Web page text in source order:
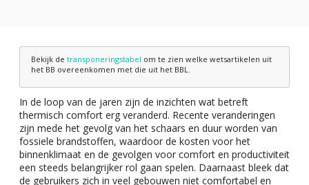
Bekijk de transponeringstabel om te zien welke wetsartikelen uit
het BB overeenkomen met die uit het BBL.
In de loop van de jaren zijn de inzichten wat betreft
thermisch comfort erg veranderd. Recente veranderingen
zijn mede het gevolg van het schaars en duur worden van
fossiele brandstoffen, waardoor de kosten voor het
binnenklimaat en de gevolgen voor comfort en productiviteit
een steeds belangrijker rol gaan spelen. Daarnaast bleek dat
de gebruikers zich in veel gebouwen niet comfortabel en